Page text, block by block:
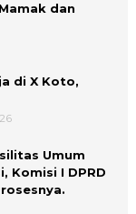
dan
di X Koto,
Umum
Komisi I DPRD